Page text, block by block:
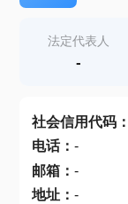
查产地
法定代表人
-
社会信用代码：
电话： -
邮箱： -
地址： -